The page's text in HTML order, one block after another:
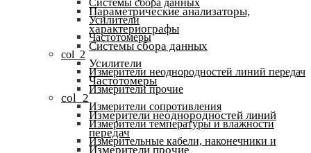
Системы сбора данных
Усилители
Частотомеры
col_2
Измерители неоднородностей линий передач
Измерители прочие
Измерители сопротивления
Измерители температуры и влажности
Измерительные кабели, наконечники и
Параметрические анализаторы,
характериографы
Системы сбора данных
Усилители
Частотомеры
col_2
Измерители неоднородностей линий
передач
Измерители прочие